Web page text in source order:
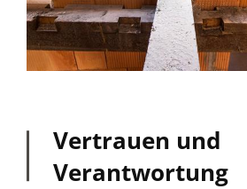
Vertrauen und
Verantwortung